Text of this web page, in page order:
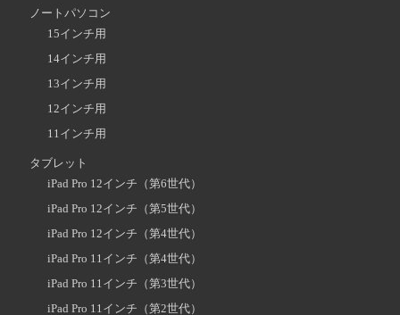
ノートパソコン
15インチ用
14インチ用
13インチ用
12インチ用
11インチ用
タブレット
iPad Pro 12インチ（第6世代）
iPad Pro 12インチ（第5世代）
iPad Pro 12インチ（第4世代）
iPad Pro 11インチ（第4世代）
iPad Pro 11インチ（第3世代）
iPad Pro 11インチ（第2世代）